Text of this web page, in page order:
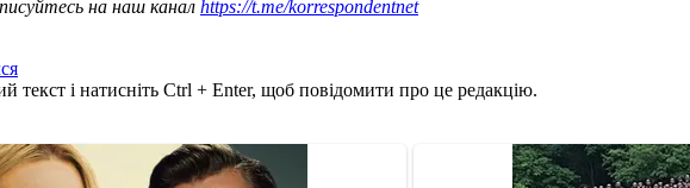
на наш канал https://t.me/korrespondentnet
текст і натисніть Ctrl + Enter, щоб повідомити про це редакцію.